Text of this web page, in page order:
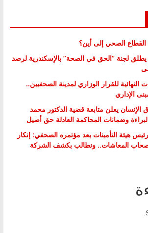
الصحي إلى أين؟
لجنة “الحق في الصحة” بالإسكندرية لرصد
للقرار الوزاري لمدينة الصحفيين..
الإداري
يعلن متابعة قضية الدكتور محمد
وضمانات المحاكمة العادلة حق أصيل
هيئة التأمينات بعد مؤتمره الصحفي: إنكار
أصحاب المعاشات.. ونطالب بكشف الشركة